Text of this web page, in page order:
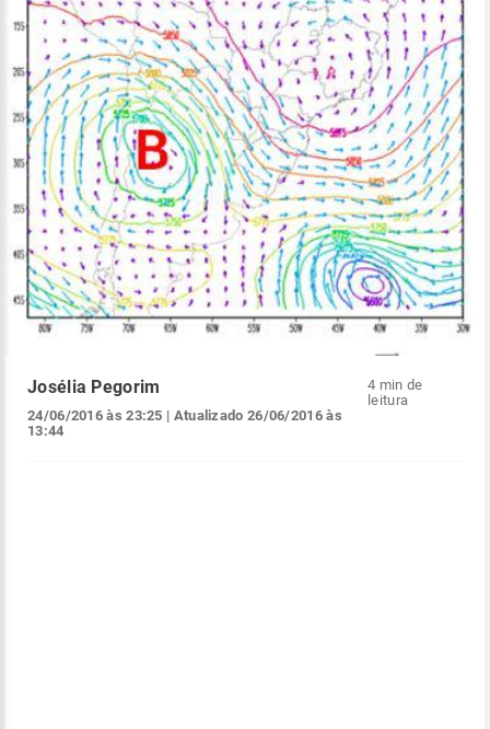
Josélia Pegorim
24/06/2016 às 23:25 | Atualizado 26/06/2016 às
13:44
4 min de
leitura